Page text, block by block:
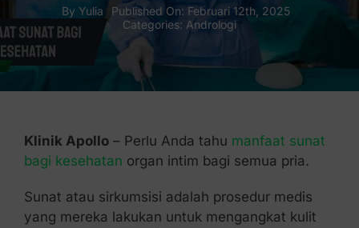
Tanya Apollo
By Yulia
Published On: Februari 12th, 2025
Categories: Andrologi
Klinik Apollo– Perlu Anda tahu manfaat sunat
bagi kesehatan organ intim bagi semua pria.
Sunat atau sirkumsisi adalah prosedur medis
yang mereka lakukan untuk mengangkat kulit